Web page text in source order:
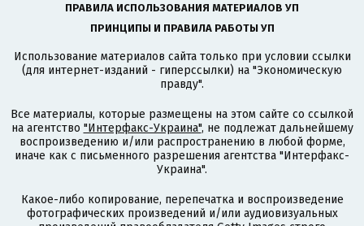
ПРАВИЛА ИСПОЛЬЗОВАНИЯ МАТЕРИАЛОВ УП
ПРИНЦИПЫ И ПРАВИЛА РАБОТЫ УП
Использование материалов сайта только при условии ссылки
(для интернет-изданий - гиперссылки) на "Экономическую
правду".
Все материалы, которые размещены на этом сайте со ссылкой
на агентство "Интерфакс-Украина", не подлежат дальнейшему
воспроизведению и/или распространению в любой форме,
иначе как с письменного разрешения агентства "Интерфакс-
Украина".
Какое-либо копирование, перепечатка и воспроизведение
фотографических произведений и/или аудиовизуальных